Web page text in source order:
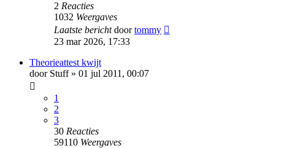
2 Reacties
1032 Weergaves
Laatste berichtdoortommy
23 mar 2026, 17:33
Theorieattest kwijt
door Stuff» 01 jul 2011, 00:07
1
2
3
30 Reacties
59110 Weergaves